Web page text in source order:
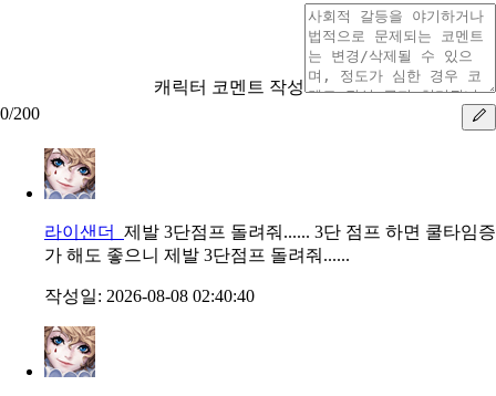
캐릭터 코멘트 작성
0/200
라이샌더
제발 3단점프 돌려줘...... 3단 점프 하면 쿨타임증
가 해도 좋으니 제발 3단점프 돌려줘......
작성일: 2026-08-08 02:40:40